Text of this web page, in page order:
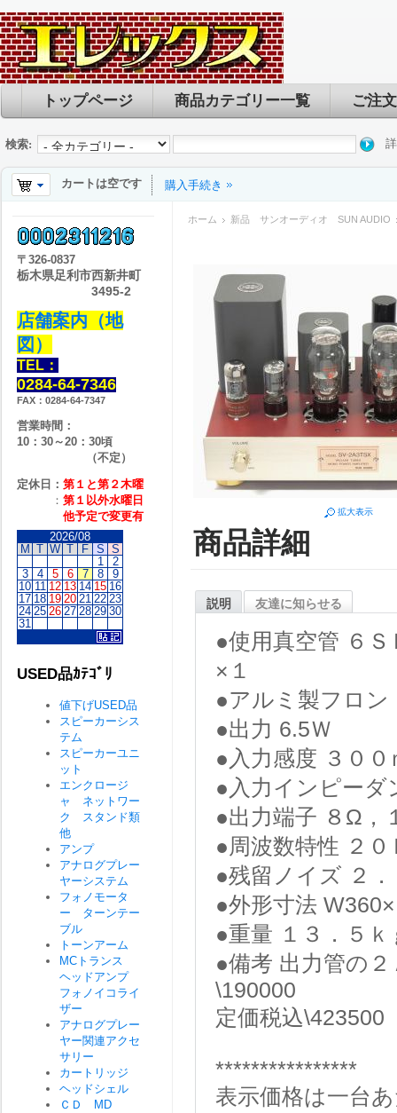
トップページ 商品カテゴリー一覧 ご注
検索:
カートは空です 購入手続き
ホーム 新品 サンオーディオ SUN AUDIO
拡大表示
商品詳細
説明 友達に知らせる
●使用真空管 ６
×１
●アルミ製フロ
●出力 6.5Ｗ
●入力感度 ３００
●入力インピー
●出力端子 ８Ω，
●周波数特性 ２
●残留ノイズ ２
●外形寸法
●重量 １３．５ｋ
●備考 出力管の
\190000
定価税込\423500
****************
表示価格は一台
〒 326-0837
栃木県足利市西新井町
3495-2
店舗案内（地
図）
TEL：
0284-64-7346
FAX：0284-64-7347
営業時間：
10：30～20：30頃
（不定）
定休日： 第１と第２木曜
： 第１以外水曜日
他予定で変更有
2026/08
M T W T F S S
1
2
3
4 5 6 7 8
9
10 11 12 13 14 15 16
17 18 19 20 21 22 23
24 25 26 27 28 29 30
31
USED品ｶﾃｺﾞﾘ
値下げUSED品
スピーカーシス
テム
スピーカーユニ
ット
エンクロージ
ャ ネットワー
ク スタンド類
他
アンプ
アナログプレー
ヤーシステム
フォノモータ
ー ターンテー
ブル
トーンアーム
MCトランス
ヘッドアンプ
フォノイコライ
ザー
アナログプレー
ヤー関連アクセ
サリー
カートリッジ
ヘッドシェル
ＣＤ MD